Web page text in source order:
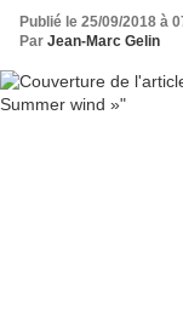
Publié le 25/09/2018 à
Par Jean-Marc Gelin